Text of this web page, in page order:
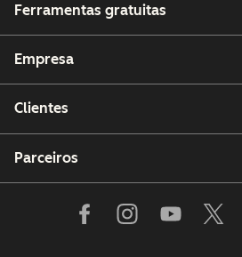
Ferramentas gratuitas
Empresa
Clientes
Parceiros